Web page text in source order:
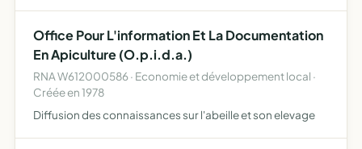
architectu…
Office Pour L'information Et La Documentation
En Apiculture (O.p.i.d.a.)
RNA W612000586 · Economie et développement local ·
Créée en 1978
Diffusion des connaissances sur l'abeille et son elevage